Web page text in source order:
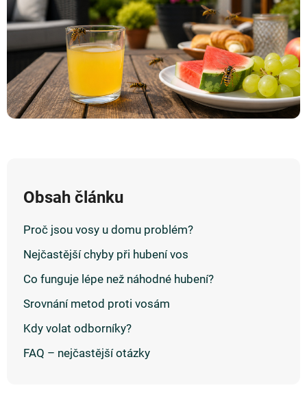
Obsah článku
Proč jsou vosy u domu problém?
Nejčastější chyby při hubení vos
Co funguje lépe než náhodné hubení?
Srovnání metod proti vosám
Kdy volat odborníky?
FAQ – nejčastější otázky